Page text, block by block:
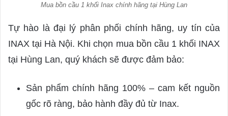
Mua bồn cầu 1 khối Inax chính hãng tại Hùng Lan
Tự hào là đại lý phân phối chính hãng, uy tín của
INAX tại Hà Nội. Khi chọn mua bồn cầu 1 khối INAX
tại Hùng Lan, quý khách sẽ được đảm bảo:
Sản phẩm chính hãng 100% – cam kết nguồn
gốc rõ ràng, bảo hành đầy đủ từ Inax.